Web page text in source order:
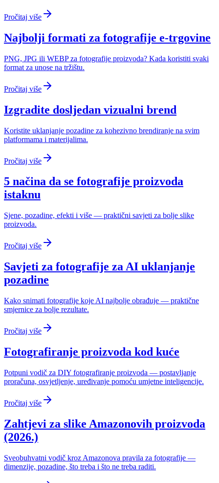
Pročitaj više
Najbolji formati za fotografije e-trgovine
PNG, JPG ili WEBP za fotografije proizvoda? Kada koristiti svaki
format za unose na tržištu.
Pročitaj više
Izgradite dosljedan vizualni brend
Koristite uklanjanje pozadine za kohezivno brendiranje na svim
platformama i materijalima.
Pročitaj više
5 načina da se fotografije proizvoda
istaknu
Sjene, pozadine, efekti i više — praktični savjeti za bolje slike
proizvoda.
Pročitaj više
Savjeti za fotografije za AI uklanjanje
pozadine
Kako snimati fotografije koje AI najbolje obrađuje — praktične
smjernice za bolje rezultate.
Pročitaj više
Fotografiranje proizvoda kod kuće
Potpuni vodič za DIY fotografiranje proizvoda — postavljanje
proračuna, osvjetljenje, uređivanje pomoću umjetne inteligencije.
Pročitaj više
Zahtjevi za slike Amazonovih proizvoda
(2026.)
Sveobuhvatni vodič kroz Amazonova pravila za fotografije —
dimenzije, pozadine, što treba i što ne treba raditi.